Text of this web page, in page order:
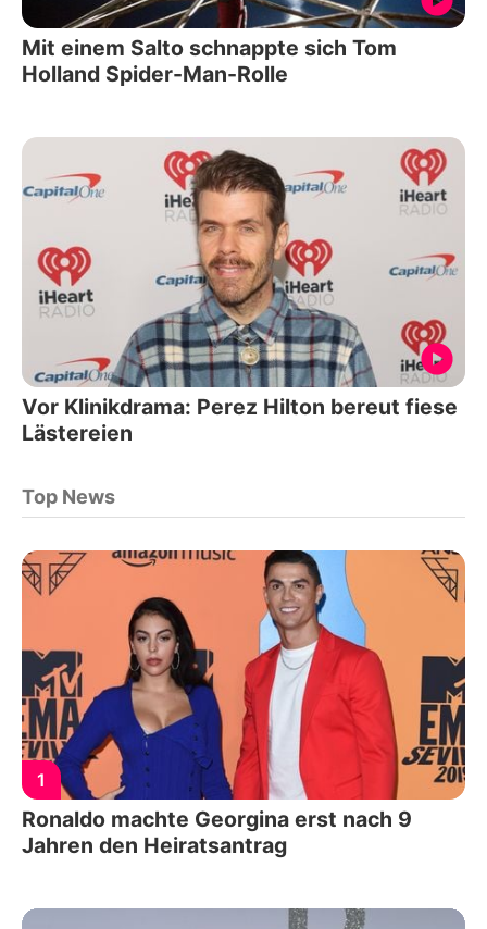
Mit einem Salto schnappte sich Tom
Holland Spider-Man-Rolle
Vor Klinikdrama: Perez Hilton bereut fiese
Lästereien
Top News
1
Ronaldo machte Georgina erst nach 9
Jahren den Heiratsantrag